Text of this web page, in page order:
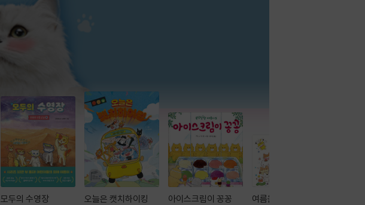
모두의 수영장 오늘은 캣치하이킹 아이스크림이 꽁꽁 여름을 부탁해